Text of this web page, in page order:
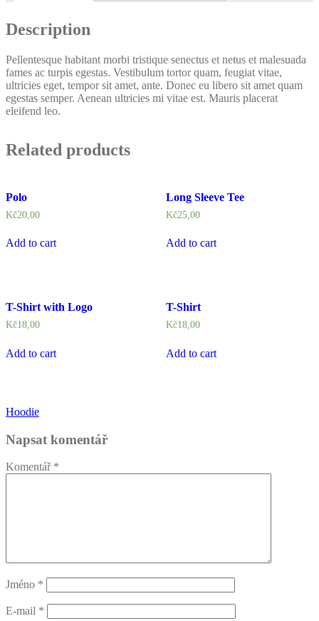
Description
Pellentesque habitant morbi tristique senectus et netus et malesuada
fames ac turpis egestas. Vestibulum tortor quam, feugiat vitae,
ultricies eget, tempor sit amet, ante. Donec eu libero sit amet quam
egestas semper. Aenean ultricies mi vitae est. Mauris placerat
eleifend leo.
Related products
Polo
Kč20,00
Add to cart
Long Sleeve Tee
Kč25,00
Add to cart
T-Shirt with Logo
Kč18,00
Add to cart
T-Shirt
Kč18,00
Add to cart
Navigace
pro
příspěvek
Hoodie
Napsat komentář
Komentář *
Jméno *
E-mail *